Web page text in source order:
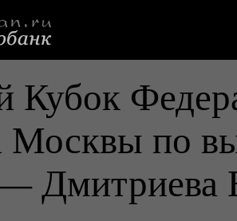
Кубок
Москвы по
Дмитриева